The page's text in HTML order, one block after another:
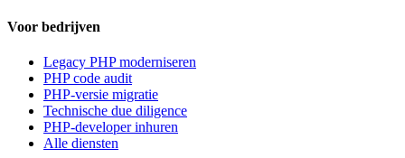
Voor bedrijven
Legacy PHP moderniseren
PHP code audit
PHP-versie migratie
Technische due diligence
PHP-developer inhuren
Alle diensten